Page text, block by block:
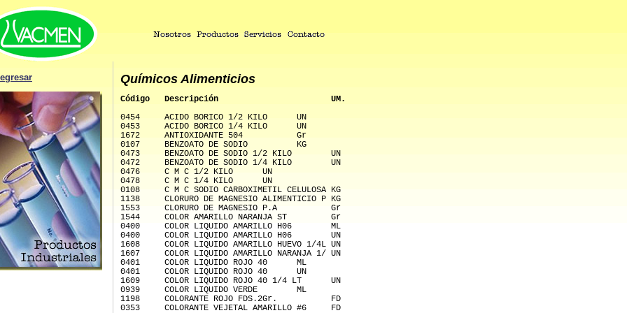
Químicos Alimenticios
Código   Descripción                       UM.
0454     ACIDO BORICO 1/2 KILO      UN
0453     ACIDO BORICO 1/4 KILO      UN
1672     ANTIOXIDANTE 504           Gr
0107     BENZOATO DE SODIO          KG
0473     BENZOATO DE SODIO 1/2 KILO        UN
0472     BENZOATO DE SODIO 1/4 KILO        UN
0476     C M C 1/2 KILO      UN
0478     C M C 1/4 KILO      UN
0108     C M C SODIO CARBOXIMETIL CELULOSA KG
1138     CLORURO DE MAGNESIO ALIMENTICIO P KG
1553     CLORURO DE MAGNESIO P.A           Gr
1544     COLOR AMARILLO NARANJA ST         Gr
0400     COLOR LIQUIDO AMARILLO H06        ML
0400     COLOR LIQUIDO AMARILLO H06        UN
1608     COLOR LIQUIDO AMARILLO HUEVO 1/4L UN
1607     COLOR LIQUIDO AMARILLO NARANJA 1/ UN
0401     COLOR LIQUIDO ROJO 40      ML
0401     COLOR LIQUIDO ROJO 40      UN
1609     COLOR LIQUIDO ROJO 40 1/4 LT      UN
0939     COLOR LIQUIDO VERDE        ML
1198     COLORANTE ROJO FDS.2Gr.           FD
0353     COLORANTE VEJETAL AMARILLO #6     FD